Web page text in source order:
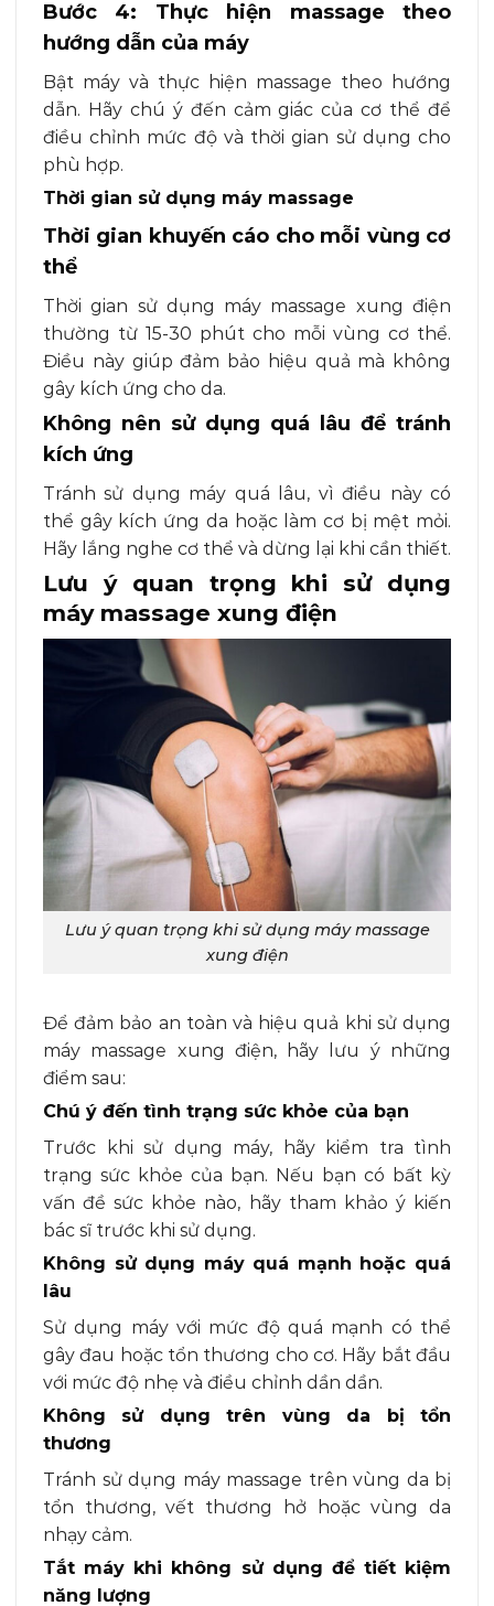
Bước 4: Thực hiện massage theo
hướng dẫn của máy
Bật máy và thực hiện massage theo hướng
dẫn. Hãy chú ý đến cảm giác của cơ thể để
điều chỉnh mức độ và thời gian sử dụng cho
phù hợp.
Thời gian sử dụng máy massage
Thời gian khuyến cáo cho mỗi vùng cơ
thể
Thời gian sử dụng máy massage xung điện
thường từ 15-30 phút cho mỗi vùng cơ thể.
Điều này giúp đảm bảo hiệu quả mà không
gây kích ứng cho da.
Không nên sử dụng quá lâu để tránh
kích ứng
Tránh sử dụng máy quá lâu, vì điều này có
thể gây kích ứng da hoặc làm cơ bị mệt mỏi.
Hãy lắng nghe cơ thể và dừng lại khi cần thiết.
Lưu ý quan trọng khi sử dụng
máy massage xung điện
Lưu ý quan trọng khi sử dụng máy massage
xung điện
Để đảm bảo an toàn và hiệu quả khi sử dụng
máy massage xung điện, hãy lưu ý những
điểm sau:
Chú ý đến tình trạng sức khỏe của bạn
Trước khi sử dụng máy, hãy kiểm tra tình
trạng sức khỏe của bạn. Nếu bạn có bất kỳ
vấn đề sức khỏe nào, hãy tham khảo ý kiến
bác sĩ trước khi sử dụng.
Không sử dụng máy quá mạnh hoặc quá
lâu
Sử dụng máy với mức độ quá mạnh có thể
gây đau hoặc tổn thương cho cơ. Hãy bắt đầu
với mức độ nhẹ và điều chỉnh dần dần.
Không sử dụng trên vùng da bị tổn
thương
Tránh sử dụng máy massage trên vùng da bị
tổn thương, vết thương hở hoặc vùng da
nhạy cảm.
Tắt máy khi không sử dụng để tiết kiệm
năng lượng